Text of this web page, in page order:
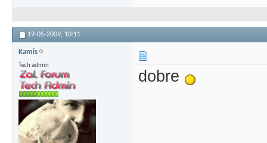
19-05-2009, 10:11
Kamis
Tech admin
dobre